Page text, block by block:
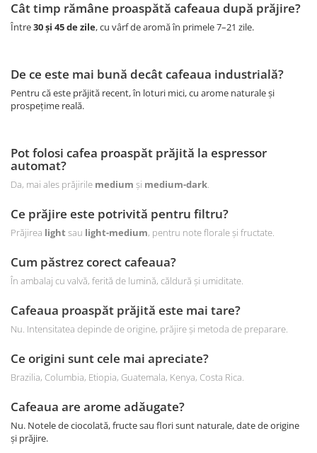
Cât timp rămâne proaspătă cafeaua după prăjire?
Între30 și 45 de zile, cu vârf de aromă în primele 7–21 zile.
De ce este mai bună decât cafeaua industrială?
Pentru că este prăjită recent, în loturi mici, cu arome naturale și
prospețime reală.
Pot folosi cafea proaspăt prăjită la espressor
automat?
Da, mai ales prăjirile medium și medium-dark.
Ce prăjire este potrivită pentru filtru?
Prăjirea light sau light-medium, pentru note florale și fructate.
Cum păstrez corect cafeaua?
În ambalaj cu valvă, ferită de lumină, căldură și umiditate.
Cafeaua proaspăt prăjită este mai tare?
Nu. Intensitatea depinde de origine, prăjire și metoda de preparare.
Ce origini sunt cele mai apreciate?
Brazilia, Columbia, Etiopia, Guatemala, Kenya, Costa Rica.
Cafeaua are arome adăugate?
Nu. Notele de ciocolată, fructe sau flori sunt naturale, date de origine
și prăjire.